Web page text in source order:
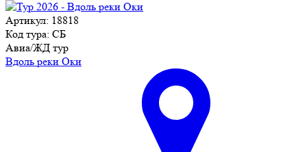
Артикул: 18818
Код тура: СБ
Авиа/ЖД тур
Вдоль реки Оки